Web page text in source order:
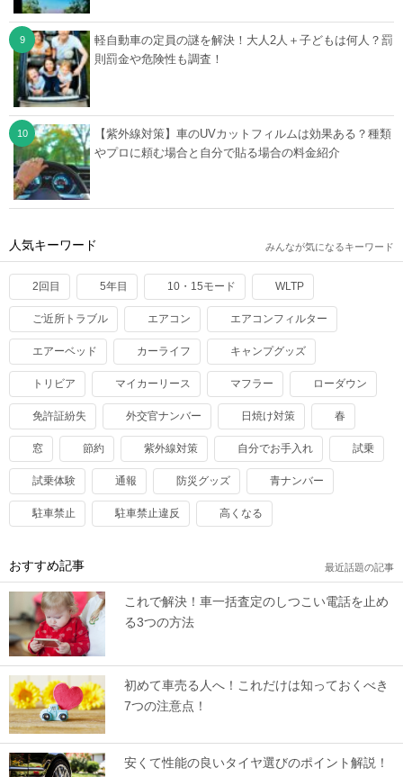
軽自動車の定員の謎を解決！大人2人＋子どもは何人？罰
則罰金や危険性も調査！
【紫外線対策】車のUVカットフィルムは効果ある？種類
やプロに頼む場合と自分で貼る場合の料金紹介
人気キーワード みんなが気になるキーワード
2回目 5年目 10・15モード WLTP
ご近所トラブル エアコン エアコンフィルター
エアーベッド カーライフ キャンプグッズ
トリビア マイカーリース マフラー ローダウン
免許証紛失 外交官ナンバー 日焼け対策 春
窓 節約 紫外線対策 自分でお手入れ 試乗
試乗体験 通報 防災グッズ 青ナンバー
駐車禁止 駐車禁止違反 高くなる
おすすめ記事 最近話題の記事
これで解決！車一括査定のしつこい電話を止め
る3つの方法
初めて車売る人へ！これだけは知っておくべき
7つの注意点！
安くて性能の良いタイヤ選びのポイント解説！